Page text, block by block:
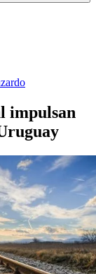
impulsan